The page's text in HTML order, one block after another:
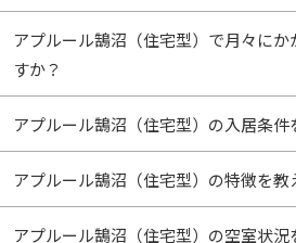
アプルール鵠沼（住宅型）で月々に
すか？
アプルール鵠沼（住宅型）の入居条件
アプルール鵠沼（住宅型）の特徴を教
アプルール鵠沼（住宅型）の空室状況